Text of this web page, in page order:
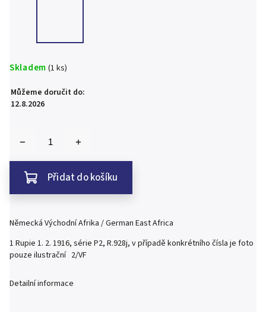
Skladem (1 ks)
Můžeme doručit do:
12.8.2026
Přidat do košíku
Německá Východní Afrika / German East Africa
1 Rupie 1. 2. 1916, série P2, R.928j, v případě konkrétního čísla je foto
pouze ilustrační 2/VF
Detailní informace